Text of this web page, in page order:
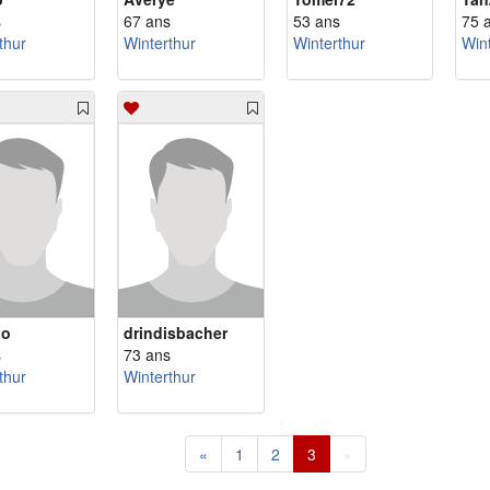
67 ans
Winterthur
53 ans
Winterthur
75
drindisbacher
73 ans
Winterthur
« 1 2 3 »